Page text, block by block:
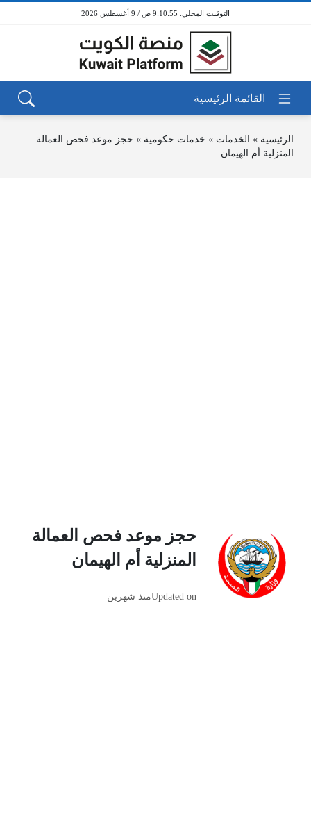
9:10:55 ص / 9 أغسطس 2026
الرئيسية » الخدمات » خدمات حكومية » حجز موعد فحص العمالة
المنزلية أم الهيمان
حجز موعد فحص العمالة
المنزلية أم الهيمان
Updated onمنذ شهرين